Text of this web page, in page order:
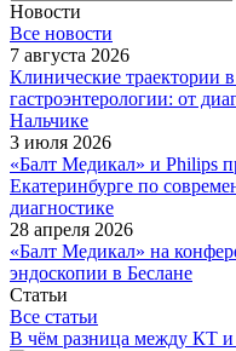
Новости
Все новости
7 августа 2026
Клинические траектории
гастроэнтерологии: от
Нальчике
3 июля 2026
«Балт Медикал» и Philips
Екатеринбурге по
диагностике
28 апреля 2026
«Балт Медикал» на
эндоскопии в Беслане
Статьи
Все статьи
В чём разница между КТ